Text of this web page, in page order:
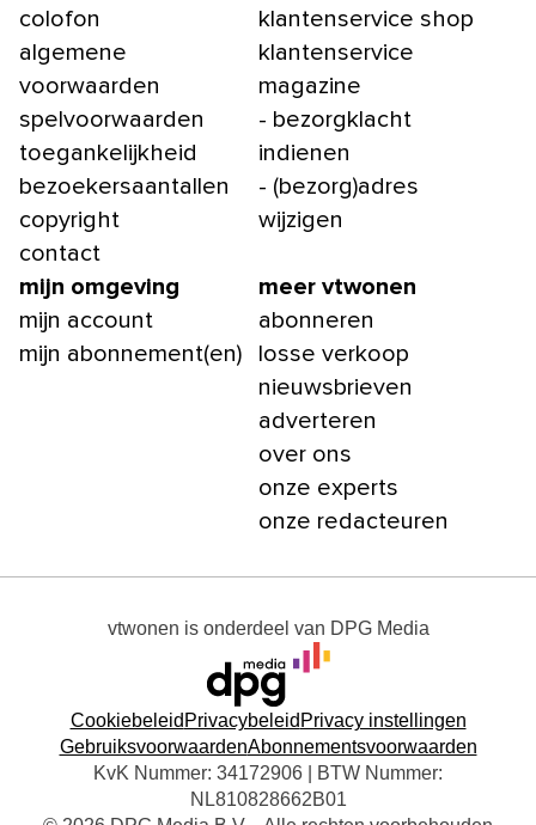
colofon
algemene
voorwaarden
spelvoorwaarden
toegankelijkheid
bezoekersaantallen
copyright
contact
klantenservice shop
klantenservice
magazine
- bezorgklacht
indienen
- (bezorg)adres
wijzigen
mijn omgeving
mijn account
mijn abonnement(en)
meer vtwonen
abonneren
losse verkoop
nieuwsbrieven
adverteren
over ons
onze experts
onze redacteuren
vtwonen is onderdeel van DPG Media
Cookiebeleid Privacybeleid Privacy instellingen
GebruiksvoorwaardenAbonnementsvoorwaarden
KvK Nummer: 34172906 | BTW Nummer:
NL810828662B01